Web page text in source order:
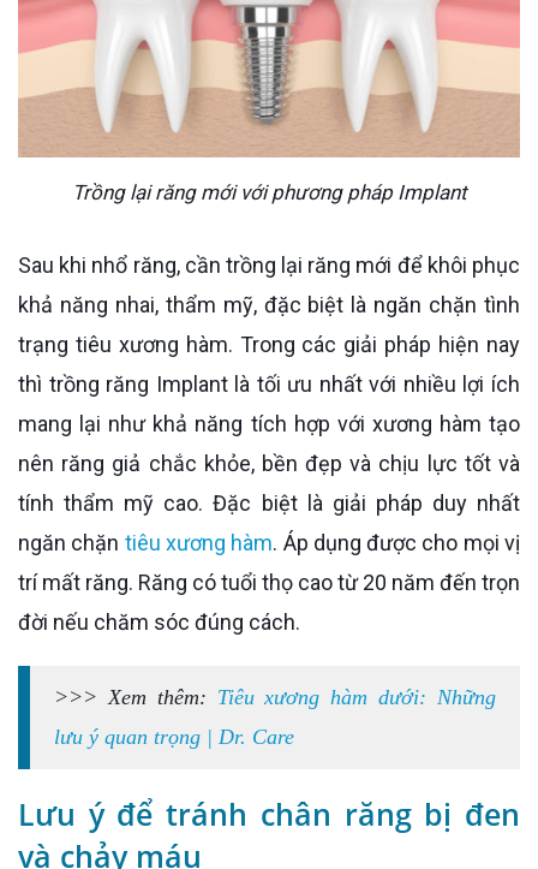
Trồng lại răng mới với phương pháp Implant
Sau khi nhổ răng, cần trồng lại răng mới để khôi phục
khả năng nhai, thẩm mỹ, đặc biệt là ngăn chặn tình
trạng tiêu xương hàm. Trong các giải pháp hiện nay
thì trồng răng Implant là tối ưu nhất với nhiều lợi ích
mang lại như khả năng tích hợp với xương hàm tạo
nên răng giả chắc khỏe, bền đẹp và chịu lực tốt và
tính thẩm mỹ cao. Đặc biệt là giải pháp duy nhất
ngăn chặn tiêu xương hàm. Áp dụng được cho mọi vị
trí mất răng. Răng có tuổi thọ cao từ 20 năm đến trọn
đời nếu chăm sóc đúng cách.
>>> Xem thêm: Tiêu xương hàm dưới: Những
lưu ý quan trọng | Dr. Care
Lưu ý để tránh chân răng bị đen
và chảy máu